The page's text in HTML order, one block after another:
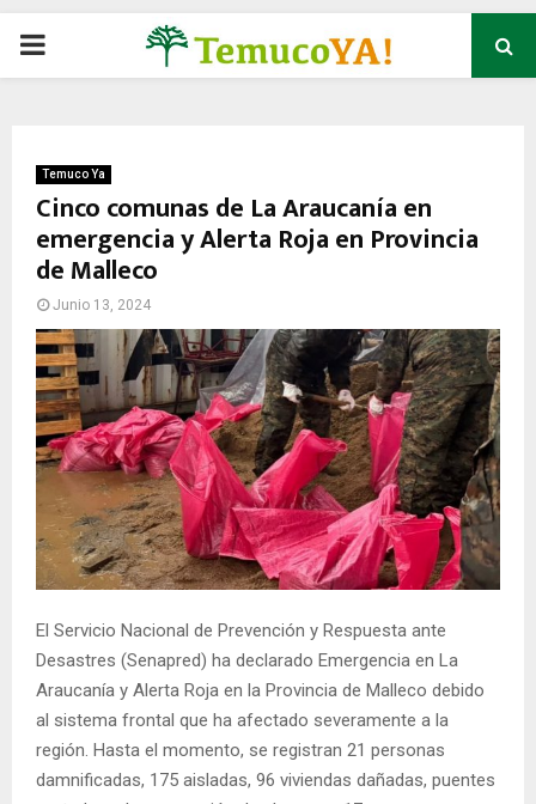
P
M
A
R
Y
N
U
Temuco Ya
Cinco comunas de La Araucanía en
emergencia y Alerta Roja en Provincia
de Malleco
Junio 13, 2024
El Servicio Nacional de Prevención y Respuesta ante
Desastres (Senapred) ha declarado Emergencia en La
Araucanía y Alerta Roja en la Provincia de Malleco debido
al sistema frontal que ha afectado severamente a la
región. Hasta el momento, se registran 21 personas
damnificadas, 175 aisladas, 96 viviendas dañadas, puentes